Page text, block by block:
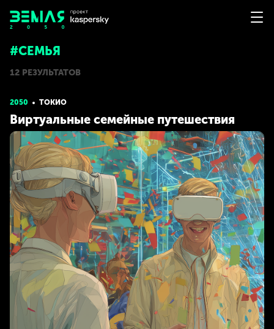
#СЕМЬЯ
12 РЕЗУЛЬТАТОВ
2050 ТОКИО
Виртуальные семейные путешествия